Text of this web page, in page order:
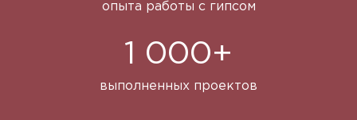
опыта работы с гипсом
1 000+
выполненных проектов